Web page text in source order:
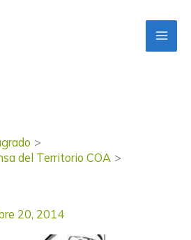
del Territorio COA
20, 2014